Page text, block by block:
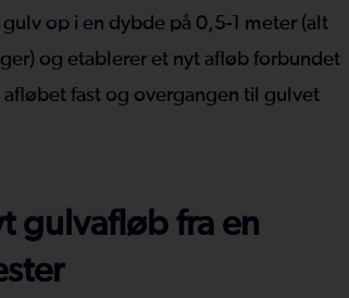
op i en dybde på 0,5-1 meter (alt
og etablerer et nyt afløb forbundet
fast og overgangen til gulvet
gulvafløb fra en